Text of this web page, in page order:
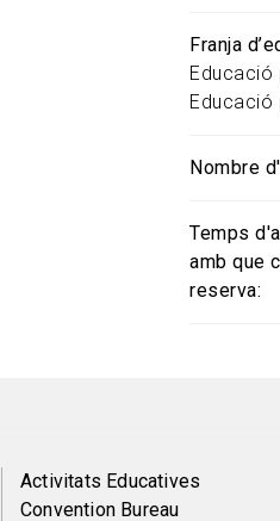
Franja
Educació
Educació
Nombre
Temps
amb que
reserva
Peu
Activitats Educatives
Convention Bureau